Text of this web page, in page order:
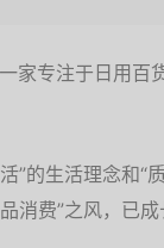
家专注于日用百
”的生活理念和“
消费”之风，已